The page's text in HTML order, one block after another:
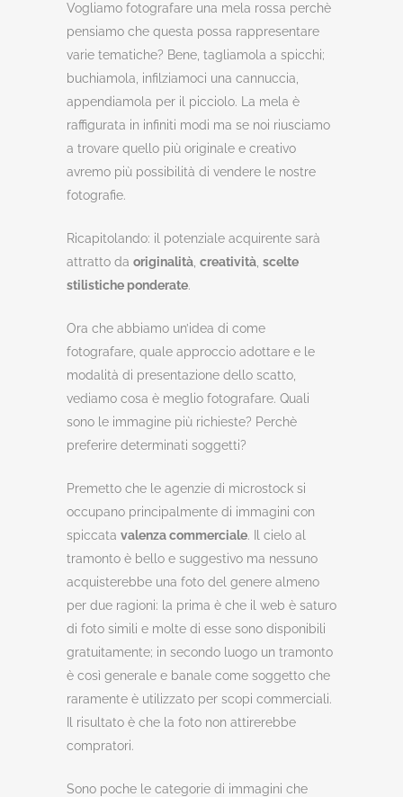
Vogliamo fotografare una mela rossa perchè
pensiamo che questa possa rappresentare
varie tematiche? Bene, tagliamola a spicchi;
buchiamola, infilziamoci una cannuccia,
appendiamola per il picciolo. La mela è
raffigurata in infiniti modi ma se noi riusciamo
a trovare quello più originale e creativo
avremo più possibilità di vendere le nostre
fotografie.
Ricapitolando: il potenziale acquirente sarà
attratto da originalità creatività scelte
stilistiche ponderate.
Ora che abbiamo un’idea di come
fotografare, quale approccio adottare e le
modalità di presentazione dello scatto,
vediamo cosa è meglio fotografare. Quali
sono le immagine più richieste? Perchè
preferire determinati soggetti?
Premetto che le agenzie di microstock si
occupano principalmente di immagini con
spiccata valenza commerciale. Il cielo al
tramonto è bello e suggestivo ma nessuno
acquisterebbe una foto del genere almeno
per due ragioni: la prima è che il web è saturo
di foto simili e molte di esse sono disponibili
gratuitamente; in secondo luogo un tramonto
è così generale e banale come soggetto che
raramente è utilizzato per scopi commerciali.
Il risultato è che la foto non attirerebbe
compratori.
Sono poche le categorie di immagini che